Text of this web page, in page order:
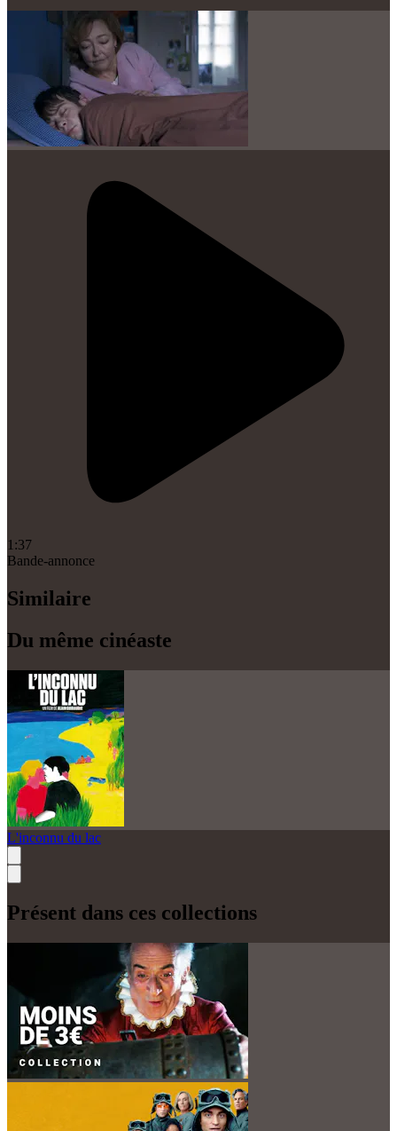
1:37
Bande-annonce
Similaire
Du même cinéaste
L'inconnu du lac
Présent dans ces collections